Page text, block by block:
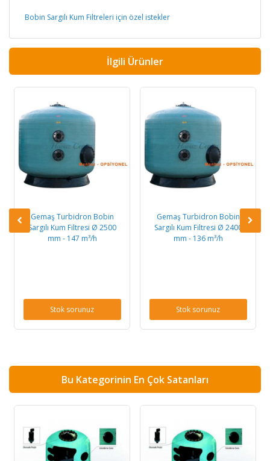
Bobin Sargılı Kum Filtreleri için özel istekler
İlgili Ürünler
Gemaş Turbidron Bobin
Sargılı Kum Filtresi Ø 2500
mm - 147 m³/h
Stok sorunuz
Gemaş Turbidron Bobin
Sargılı Kum Filtresi Ø 2400
mm - 136 m³/h
Stok sorunuz
Bu Kategorinin En Çok Satanları